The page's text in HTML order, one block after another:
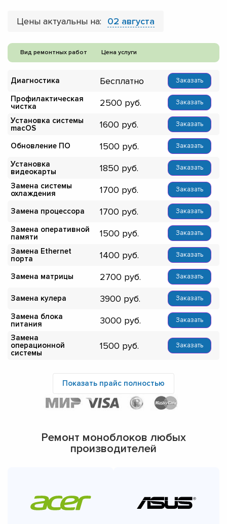
Цены актуальны на: 02 августа
Вид ремонтных работ Цена услуги
Диагностика Бесплатно Заказать
Профилактическая
чистка
2500 Заказать
Установка системы
macOS
1600 Заказать
Обновление ПО 1500 Заказать
Установка
видеокарты
1850 Заказать
Замена системы
охлаждения
1700 Заказать
Замена процессора 1700 Заказать
Замена оперативной
памяти
1500 Заказать
Замена Ethernet
порта
1400 Заказать
Замена матрицы 2700 Заказать
Замена кулера 3900 Заказать
Замена блока
питания
3000 Заказать
Замена
операционной
системы
1500 Заказать
Показать прайс полностью
Ремонт моноблоков любых
производителей